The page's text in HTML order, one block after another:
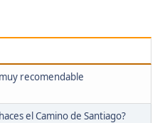
recomendable
el Camino de Santiago?